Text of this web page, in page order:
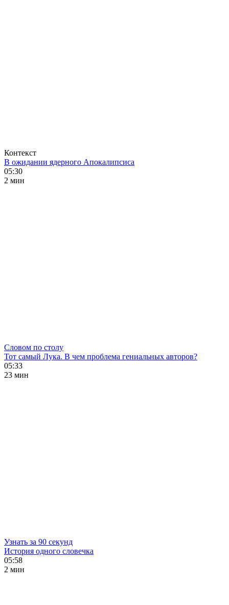
Контекст
В ожидании ядерного Апокалипсиса
05:30
2 мин
Словом по столу
Тот самый Лука. В чем проблема гениальных авторов?
05:33
23 мин
Узнать за 90 секунд
История одного словечка
05:58
2 мин